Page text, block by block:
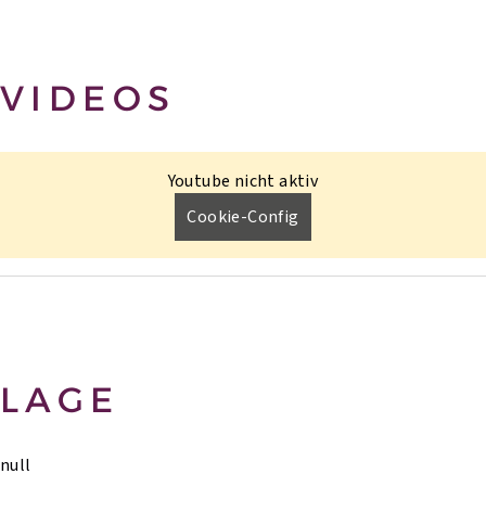
VIDEOS
Youtube nicht aktiv
Cookie-Config
LAGE
null